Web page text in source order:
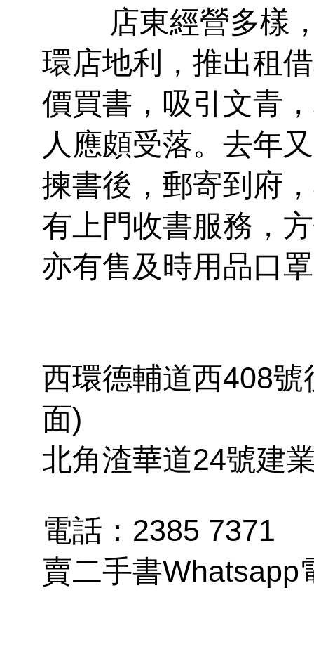
店東經營多樣，
環店地利，推出租
價買書，吸引文青
人應頗受落。去年
揀書後，郵寄到府
有上門收書服務，
亦有售及時用品口
西環德輔道西408
面)
北角渣華道24號建
電話：2385 7371
賣二手書Whatsapp